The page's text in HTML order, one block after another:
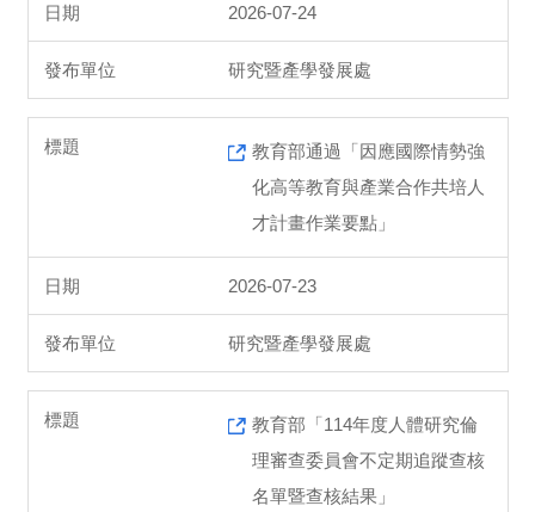
2026-07-24
研究暨產學發展處
教育部通過「因應國際情勢強
化高等教育與產業合作共培人
才計畫作業要點」
2026-07-23
研究暨產學發展處
教育部「114年度人體研究倫
理審查委員會不定期追蹤查核
名單暨查核結果」